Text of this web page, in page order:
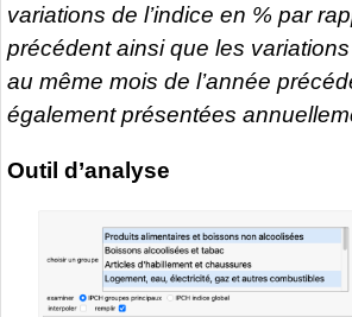
variations de l’indice en % par
précédent ainsi que les
au même mois de l’année
également présentées
Outil d’analyse